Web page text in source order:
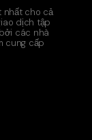
nhất cho cả
dịch tập
các nhà
cung cấp